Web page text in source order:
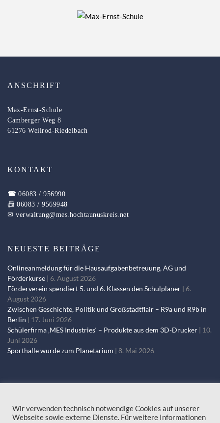
ANSCHRIFT
Max-Ernst-Schule
Camberger Weg 8
61276 Weilrod-Riedelbach
KONTAKT
☎ 06083 / 956990
📠 06083 / 9569948
✉ verwaltung@mes.hochtaunuskreis.net
NEUESTE BEITRÄGE
Onlineanmeldung für die Hausaufgabenbetreuung, AG und
Förderkurse
6. August 2026
Förderverein spendiert 5. und 6. Klassen den Schulplaner
6.
August 2026
Zwischen Geschichte, Politik und Großstadtflair – R9a und R9b in
Berlin
17. Juni 2026
Schülerfirma ‚MES Industries‘ – Produkte aus dem 3D-Drucker
10.
Juni 2026
Sporthalle wurde zum Planetarium
8. Mai 2026
Wir verwenden technisch notwendige Cookies auf unserer
Webseite sowie externe Dienste. Für weitere Informationen